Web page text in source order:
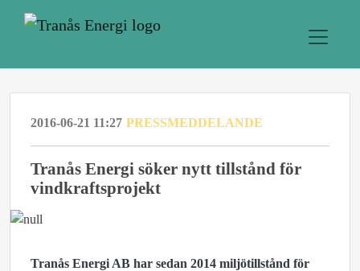
2016-06-21 11:27 PRESSMEDDELANDE
Tranås Energi söker nytt tillstånd för
vindkraftsprojekt
Tranås Energi AB har sedan 2014 miljötillstånd för